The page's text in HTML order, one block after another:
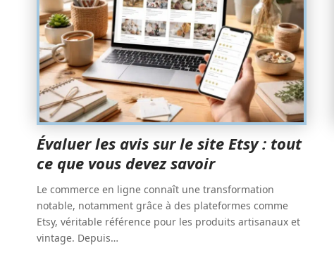
Évaluer les avis sur le site Etsy : tout
ce que vous devez savoir
Le commerce en ligne connaît une transformation
notable, notamment grâce à des plateformes comme
Etsy, véritable référence pour les produits artisanaux et
vintage. Depuis…